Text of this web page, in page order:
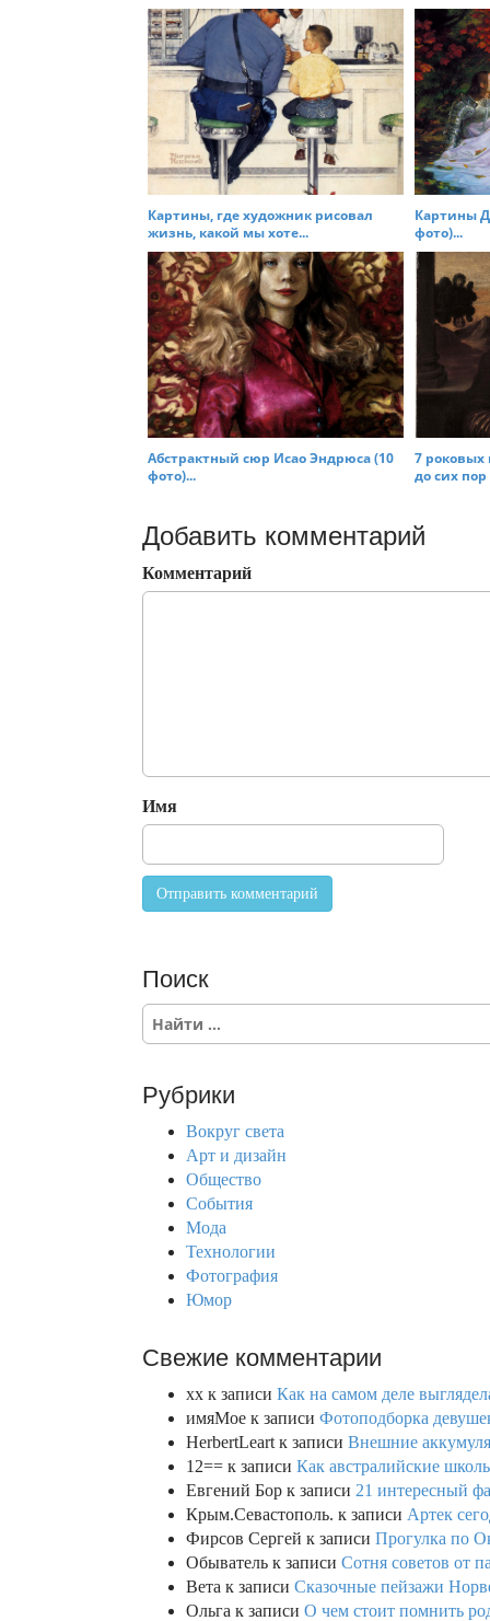
o
n
Картины, где художник рисовал
жизнь, какой мы хоте...
Картины
фото)...
Абстрактный сюр Исао Эндрюса (10
фото)...
7 роковых
до сих пор
Добавить комментарий
Комментарий
Имя
Поиск
S
c
Рубрики
Вокруг света
Арт и дизайн
Общество
События
Мода
Технологии
Фотография
Юмор
Свежие комментарии
xx к записи Как на самом деле
имяМое к записи Фотоподборка
HerbertLeart к записи Внешние
12== к записи Как австралийские
Евгений Бор к записи 21 интересный
Крым.Севастополь. к записи Артек
Фирсов Сергей к записи Прогулка по
Обыватель к записи Сотня советов от
Вета к записи Сказочные пейзажи
Ольга к записи О чем стоит помнить